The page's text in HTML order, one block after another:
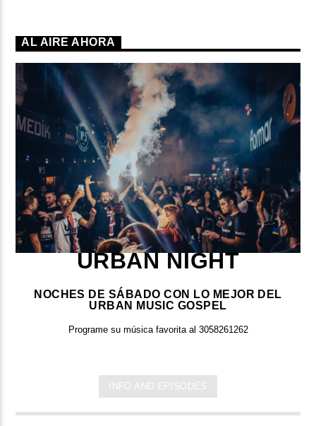
AL AIRE AHORA
URBAN NIGHT
NOCHES DE SÁBADO CON LO MEJOR DEL
URBAN MUSIC GOSPEL
Programe su música favorita al 3058261262
INFO AND EPISODES